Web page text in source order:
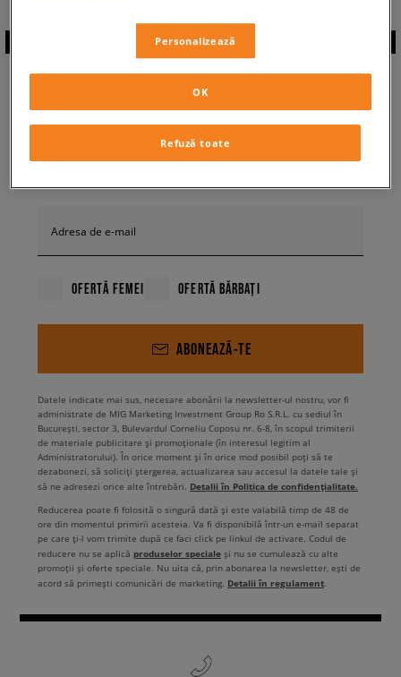
ABONEAZĂ-TE LA
NEWSLETTER
Adresa de e-mail
OFERTĂ FEMEI OFERTĂ BĂRBAȚI
ABONEAZĂ-TE
Datele indicate mai sus, necesare abonării la newsletter-ul nostru, vor fi
administrate de MIG Marketing Investment Group Ro S.R.L. cu sediul în
București, sector 3, Bulevardul Corneliu Coposu nr. 6-8, în scopul trimiterii
de materiale publicitare și promoționale (în interesul legitim al
Administratorului). În orice moment și în orice mod posibil poți să te
dezabonezi, să soliciți ștergerea, actualizarea sau accesul la datele tale și
să ne adresezi orice alte întrebări. Detalii în Politica de confidențialitate.
Reducerea poate fi folosită o singură dată și este valabilă timp de 48 de
ore din momentul primirii acesteia. Va fi disponibilă într-un e-mail separat
pe care ți-l vom trimite după ce faci click pe linkul de activare. Codul de
reducere nu se aplică produselor speciale și nu se cumulează cu alte
promoții și oferte speciale. Nu uita că, prin abonarea la newsletter, ești de
acord să primești comunicări de marketing. Detalii în regulament.
Personalizează
Refuză toate
OK